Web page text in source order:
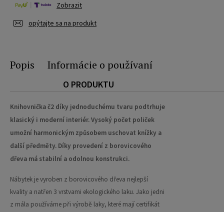
opýtajte sa na produkt
Zobrazit
Popis Informácie o používaní
O PRODUKTU
Knihovnička č2 díky jednoduchému tvaru podtrhuje
klasický i moderní interiér. Vysoký počet poliček
umožní harmonickým způsobem uschovat knížky a
další předměty. Díky provedení z borovicového
dřeva má stabilní a odolnou konstrukci.
Nábytek je vyroben z borovicového dřeva nejlepší
kvality a natřen 3 vrstvami ekologického laku. Jako jedni
z mála používáme při výrobě laky, které mají certifikát